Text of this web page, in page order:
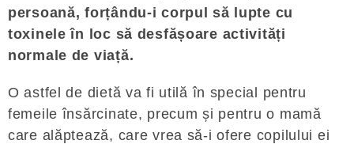
persoană, forțându-i corpul să lupte cu
toxinele în loc să desfășoare activități
normale de viață.
O astfel de dietă va fi utilă în special pentru
femeile însărcinate, precum și pentru o mamă
care alăptează, care vrea să-i ofere copilului ei